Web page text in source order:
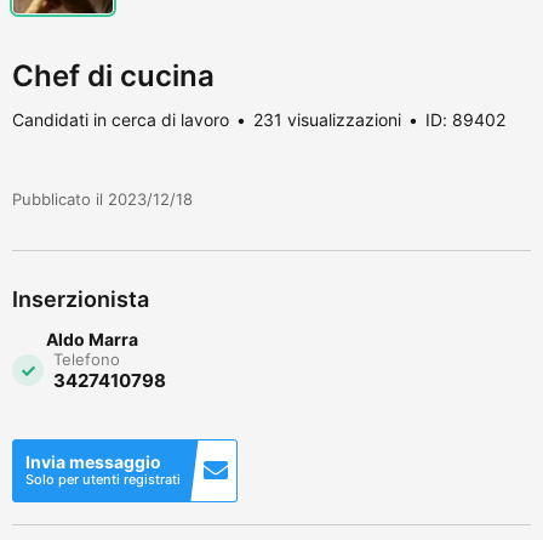
Chef di cucina
Candidati in cerca di lavoro 231 visualizzazioni ID: 89402
Pubblicato il 2023/12/18
Inserzionista
Aldo Marra
Telefono
3427410798
Invia messaggio
Solo per utenti registrati